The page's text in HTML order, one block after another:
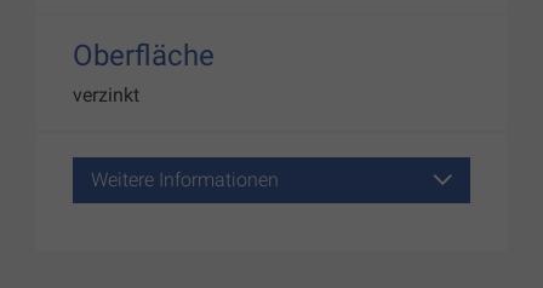
Oberfläche
verzinkt
Weitere Informationen